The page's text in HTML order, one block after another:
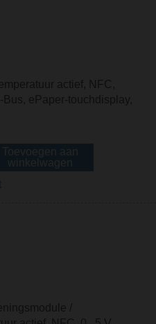
actief, NFC,
Bus, ePaper-touchdisplay,
/